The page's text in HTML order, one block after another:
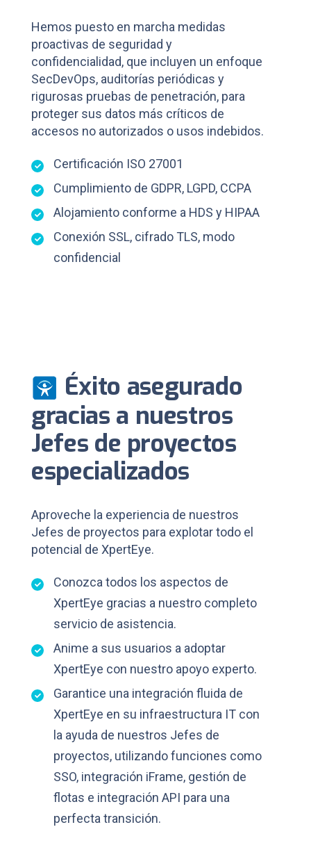
Hemos puesto en marcha medidas
proactivas de seguridad y
confidencialidad, que incluyen un enfoque
SecDevOps, auditorías periódicas y
rigurosas pruebas de penetración, para
proteger sus datos más críticos de
accesos no autorizados o usos indebidos.
Certificación ISO 27001
Cumplimiento de GDPR, LGPD, CCPA
Alojamiento conforme a HDS y HIPAA
Conexión SSL, cifrado TLS, modo
confidencial
Éxito asegurado
gracias a nuestros
Jefes de proyectos
especializados
Aproveche la experiencia de nuestros
Jefes de proyectos para explotar todo el
potencial de XpertEye.
Conozca todos los aspectos de
XpertEye gracias a nuestro completo
servicio de asistencia.
Anime a sus usuarios a adoptar
XpertEye con nuestro apoyo experto.
Garantice una integración fluida de
XpertEye en su infraestructura IT con
la ayuda de nuestros Jefes de
proyectos, utilizando funciones como
SSO, integración iFrame, gestión de
flotas e integración API para una
perfecta transición.